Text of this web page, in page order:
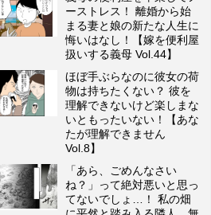
ーストレス！ 離婚から始
まる妻と娘の新たな人生に
悔いはなし！【嫁を便利屋
扱いする義母 Vol.44】
ほぼ手ぶらなのに彼女の荷
物は持ちたくない？ 彼を
理解できないけど楽しまな
いともったいない！【あな
たが理解できません
Vol.8】
「あら、ごめんなさい
ね？」って絶対悪いと思っ
てないでしょ…！ 私の畑